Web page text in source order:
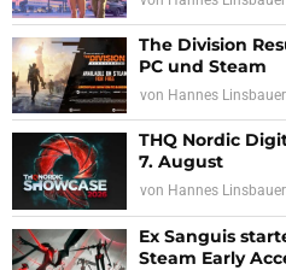
The Division
PC und Steam
von Hannes Linsbauer
THQ Nordic
7. August
von Hannes Linsbauer
Ex Sanguis
Steam Early